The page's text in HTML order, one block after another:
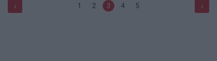
‹ 1 2 3 4 5 ›